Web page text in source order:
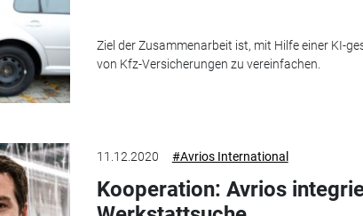
Ziel der Zusammenarbeit ist, mit Hilfe einer KI-
von Kfz-Versicherungen zu vereinfachen.
11.12.2020 #Avrios International
Kooperation: Avrios